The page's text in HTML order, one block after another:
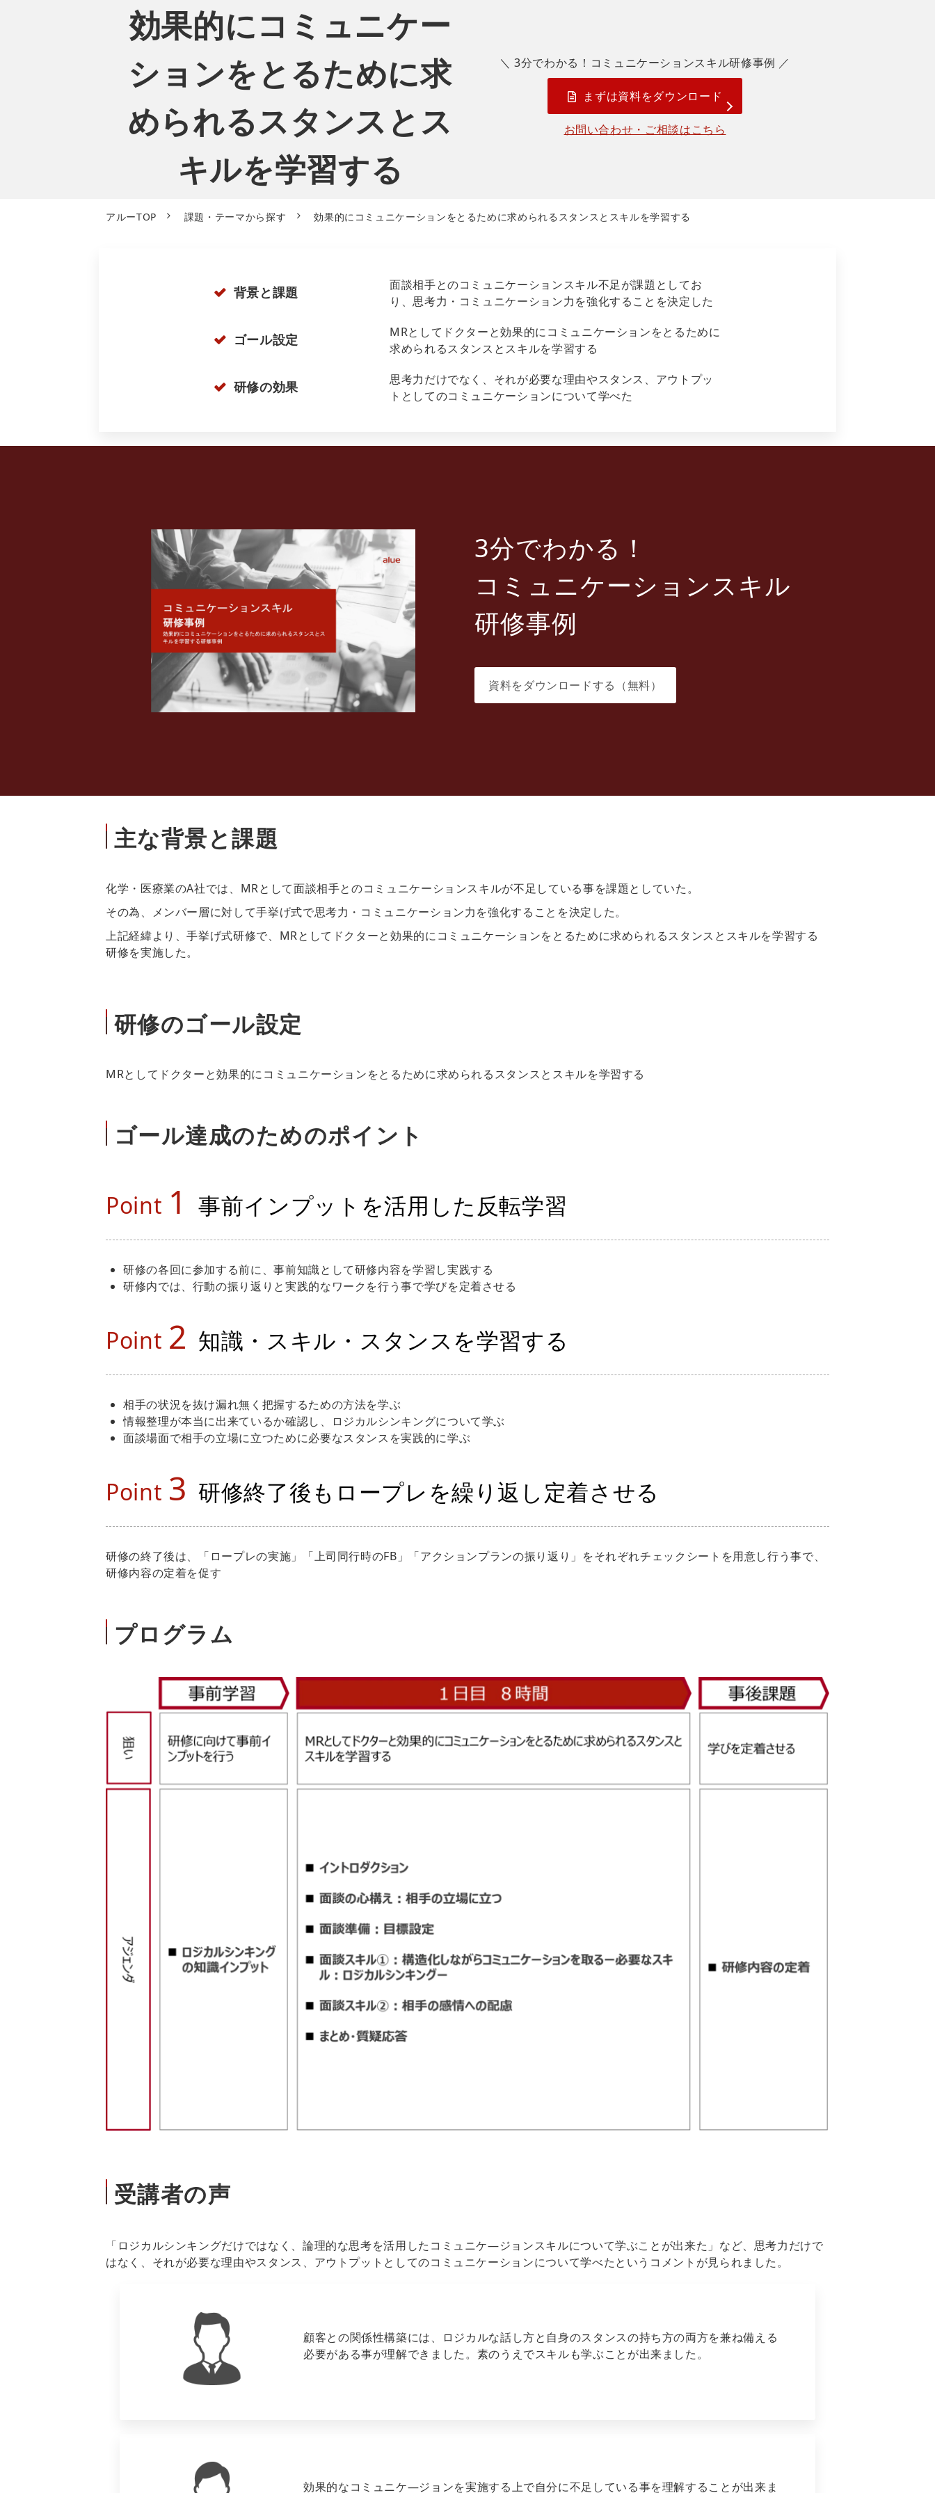
効果的にコミュニケー
ションをとるために求
められるスタンスとス
キルを学習する
＼ 3分でわかる！コミュニケーションスキル研修事例 ／
まずは資料をダウンロード
お問い合わせ・ご相談はこちら
アルーTOP 課題・テーマから探す 効果的にコミュニケーションをとるために求められるスタンスとスキルを学習する
背景と課題
面談相手とのコミュニケーションスキル不足が課題としてお
り、思考力・コミュニケーション力を強化することを決定した
ゴール設定
MRとしてドクターと効果的にコミュニケーションをとるために
求められるスタンスとスキルを学習する
研修の効果
思考力だけでなく、それが必要な理由やスタンス、アウトプッ
トとしてのコミュニケーションについて学べた
3分でわかる！
コミュニケーションスキル
研修事例
資料をダウンロードする（無料）
主な背景と課題
化学・医療業のA社では、MRとして面談相手とのコミュニケーションスキルが不足している事を課題としていた。
その為、メンバー層に対して手挙げ式で思考力・コミュニケーション力を強化することを決定した。
上記経緯より、手挙げ式研修で、MRとしてドクターと効果的にコミュニケーションをとるために求められるスタンスとスキルを学習する
研修を実施した。
研修のゴール設定
MRとしてドクターと効果的にコミュニケーションをとるために求められるスタンスとスキルを学習する
ゴール達成のためのポイント
Point 1 事前インプットを活用した反転学習
研修の各回に参加する前に、事前知識として研修内容を学習し実践する
研修内では、行動の振り返りと実践的なワークを行う事で学びを定着させる
Point 2 知識・スキル・スタンスを学習する
相手の状況を抜け漏れ無く把握するための方法を学ぶ
情報整理が本当に出来ているか確認し、ロジカルシンキングについて学ぶ
面談場面で相手の立場に立つために必要なスタンスを実践的に学ぶ
Point 3 研修終了後もロープレを繰り返し定着させる
研修の終了後は、「ロープレの実施」「上司同行時のFB」「アクションプランの振り返り」をそれぞれチェックシートを用意し行う事で、
研修内容の定着を促す
プログラム
受講者の声
「ロジカルシンキングだけではなく、論理的な思考を活用したコミュニケ―ジョンスキルについて学ぶことが出来た」など、思考力だけで
はなく、それが必要な理由やスタンス、アウトプットとしてのコミュニケーションについて学べたというコメントが見られました。
顧客との関係性構築には、ロジカルな話し方と自身のスタンスの持ち方の両方を兼ね備える
必要がある事が理解できました。素のうえでスキルも学ぶことが出来ました。
効果的なコミュニケ―ジョンを実施する上で自分に不足している事を理解することが出来ま